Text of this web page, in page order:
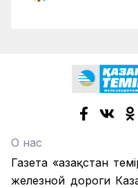
О нас
Газета «Қазақстан
железной дороги